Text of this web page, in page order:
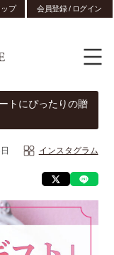
プ 会員登録 / ログイン
トにぴったりの贈
インスタグラム